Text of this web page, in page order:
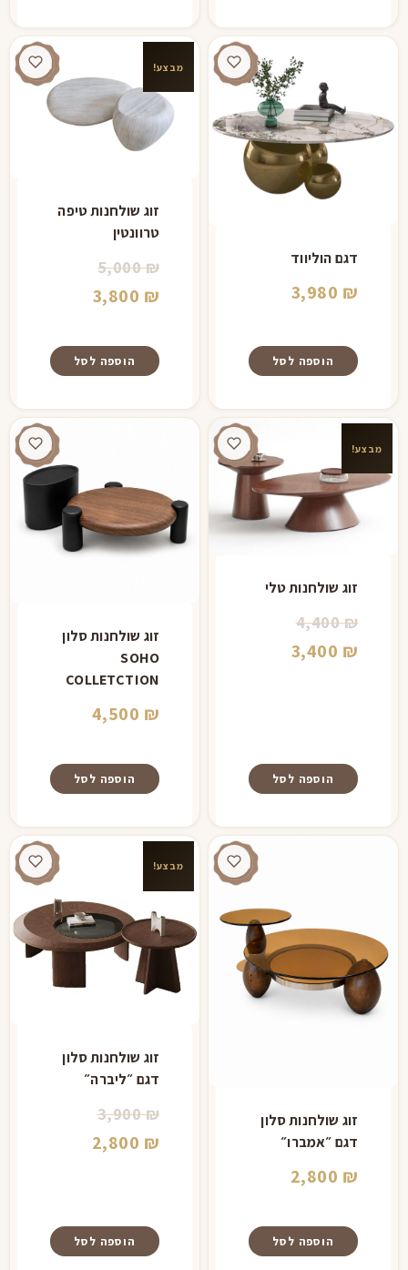
דגם הוליווד
3,980 ₪
הוספה לסל
מבצע!
זוג שולחנות טיפה
טרוונטין
5,000₪
המחיר
המקורי
5,000 ₪.
3,800 ₪
המחיר
הוא:
3,800 ₪.
הוספה לסל
מבצע!
זוג שולחנות טלי
4,400₪
המחיר
המקורי3,400 ₪
המחיר
הוספה לסל
זוג שולחנות סלון
SOHO
COLLETCTION
4,500 ₪
הוספה לסל
זוג שולחנות סלון
דגם ״אמברו״
2,800 ₪
הוספה לסל
מבצע!
זוג שולחנות סלון
דגם ״ליברה״
3,900₪
המחיר
המקורי2,800 ₪
2,800 ₪.
הוספה לסל